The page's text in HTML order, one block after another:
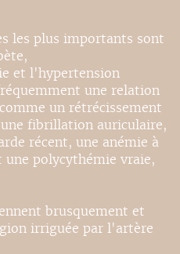
les plus importants sont
et l'hypertension
une relation
un rétrécissement
fibrillation auriculaire,
récent, une anémie à
polycythémie vraie,
brusquement et
irriguée par l'artère